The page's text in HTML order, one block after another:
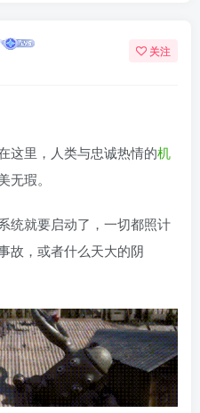
关注
这里，人类与忠诚热情的机
无瑕。
统就要启动了，一切都照计
故，或者什么天大的阴